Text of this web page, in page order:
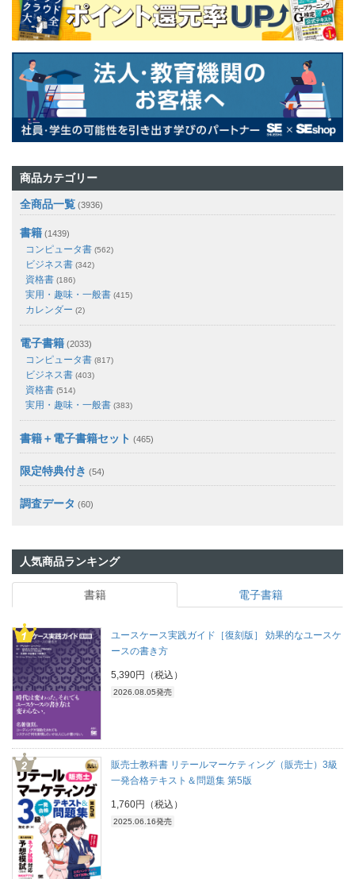
商品カテゴリー
全商品一覧 (3936)
書籍 (1439)
コンピュータ書 (562)
ビジネス書 (342)
資格書 (186)
実用・趣味・一般書 (415)
カレンダー (2)
電子書籍 (2033)
コンピュータ書 (817)
ビジネス書 (403)
資格書 (514)
実用・趣味・一般書 (383)
書籍＋電子書籍セット (465)
限定特典付き (54)
調査データ (60)
人気商品ランキング
書籍 電子書籍
ユースケース実践ガイド［復刻版］ 効果的なユースケ
ースの書き方
5,390円（税込）
2026.08.05発売
販売士教科書 リテールマーケティング（販売士）3級
一発合格テキスト＆問題集 第5版
1,760円（税込）
2025.06.16発売